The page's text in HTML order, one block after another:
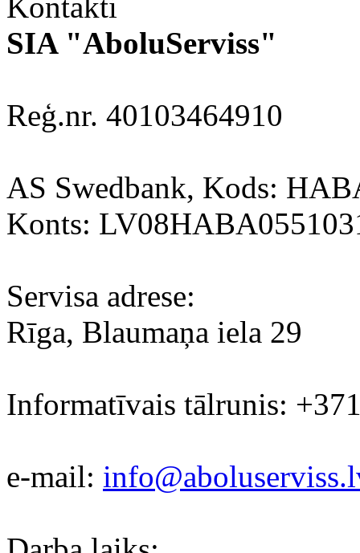
SIA "AboluServiss"
Reģ.nr. 40103464910
AS Swedbank, Kods:
Konts:
Servisa adrese:
Rīga, Blaumaņa iela 29
Informatīvais tālrunis:
e-mail: